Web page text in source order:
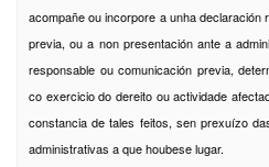
acompañe ou incorpore a unha declaración
previa, ou a non presentación ante a
responsable ou comunicación previa,
co exercicio do dereito ou actividade
constancia de tales feitos, sen prexuízo
administrativas a que houbese lugar.